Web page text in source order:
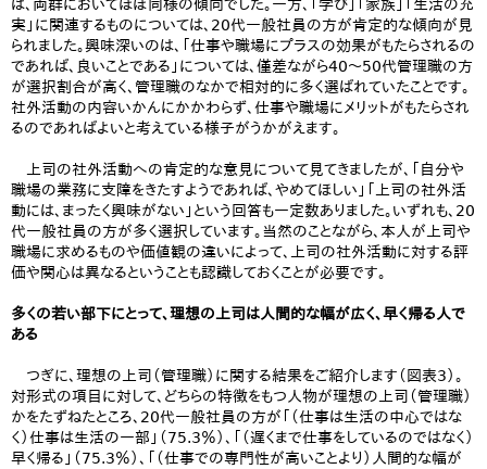
は、両群においてほぼ同様の傾向でした。一方、「学び」「家族」「生活の充
実」に関連するものについては、20代一般社員の方が肯定的な傾向が見
られました。興味深いのは、「仕事や職場にプラスの効果がもたらされるの
であれば、良いことである」については、僅差ながら40～50代管理職の方
が選択割合が高く、管理職のなかで相対的に多く選ばれていたことです。
社外活動の内容いかんにかかわらず、仕事や職場にメリットがもたらされ
るのであればよいと考えている様子がうかがえます。
上司の社外活動への肯定的な意見について見てきましたが、「自分や
職場の業務に支障をきたすようであれば、やめてほしい」「上司の社外活
動には、まったく興味がない」という回答も一定数ありました。いずれも、20
代一般社員の方が多く選択しています。当然のことながら、本人が上司や
職場に求めるものや価値観の違いによって、上司の社外活動に対する評
価や関心は異なるということも認識しておくことが必要です。
多くの若い部下にとって、理想の上司は人間的な幅が広く、早く帰る人で
ある
つぎに、理想の上司（管理職）に関する結果をご紹介します（図表3）。
対形式の項目に対して、どちらの特徴をもつ人物が理想の上司（管理職）
かをたずねたところ、20代一般社員の方が「（仕事は生活の中心ではな
く）仕事は生活の一部」（75.3％）、「（遅くまで仕事をしているのではなく）
早く帰る」（75.3％）、「（仕事での専門性が高いことより）人間的な幅が